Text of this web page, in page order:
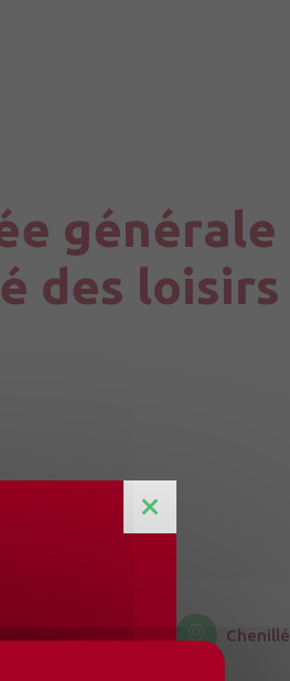
Vallées du Haut Anjou
générale
des loisirs